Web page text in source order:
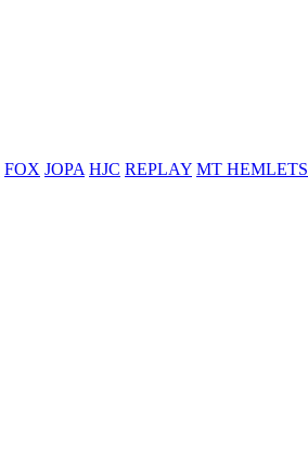
FOX JOPA HJC REPLAY MT HEMLETS